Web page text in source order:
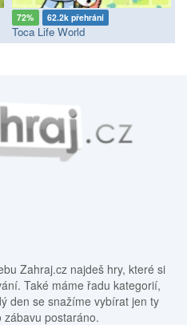
72% 62.2k přehrání
Toca Life World
Zahraj.cz najdeš hry, které si
Také máme řadu kategorií,
den se snažíme vybírat jen ty
postaráno.